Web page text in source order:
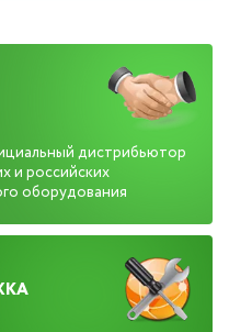
дистрибьютор
и российских
оборудования